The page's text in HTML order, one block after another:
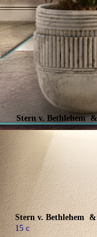
Stern v. Bethlehem
Stern v. Bethlehem
15 c